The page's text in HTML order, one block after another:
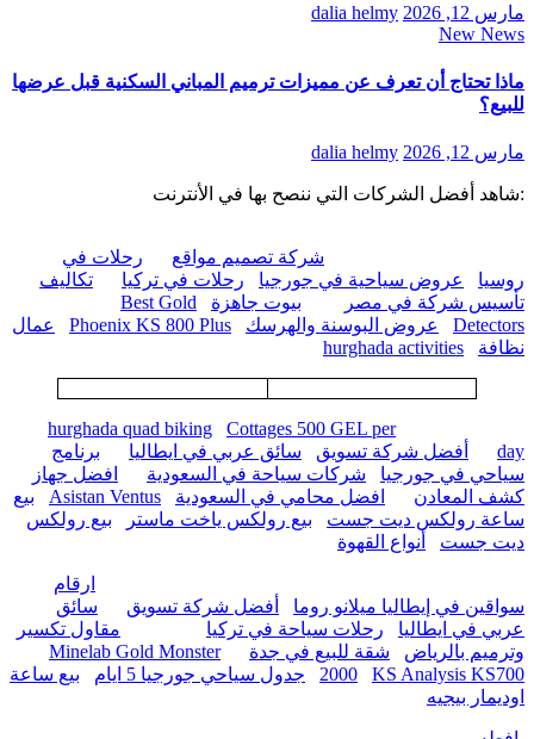
مارس 12, 2026
dalia helmy
New News
ماذا تحتاج أن تعرف عن مميزات ترميم المباني السكنية قبل عرضها
للبيع؟
مارس 12, 2026 dalia helmy
:شاهد أفضل الشركات التي ننصح بها في الأنترنت
شركة تصميم مواقع
رحلات في
روسيا
عروض سياحية في جورجيا رحلات في تركيا
تكاليف
تأسيس شركة في مصر
بيوت جاهزة
Best Gold
Detectors
عروض البوسنة والهرسك Phoenix KS 800 Plus
عمال
نظافة
hurghada activities
hurghada quad biking
Cottages 500 GEL per
day
أفضل شركة تسويق سائق عربي في ايطاليا
برنامج
سياحي في جورجيا
شركات سياحة في السعودية
افضل جهاز
كشف المعادن
افضل محامي في السعودية Asistan Ventus
بيع
ساعة رولكس ديت جست
بيع رولكس ياخت ماستر
بيع رولكس
ديت جست
أنواع القهوة
ارقام
سواقين في إيطاليا ميلانو روما
أفضل شركة تسويق
سائق
عربي في ايطاليا
رحلات سياحة في تركيا
مقاول تكسير
وترميم بالرياض
شقة للبيع في جدة
Minelab Gold Monster
2000
KS Analysis KS700 جدول سياحي جورجيا 5 ايام
بيع ساعة
اوديمار بيجيه